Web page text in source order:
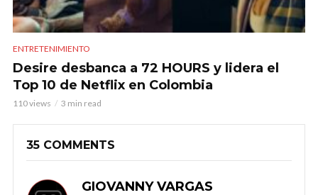
ENTRETENIMIENTO
Desire desbanca a 72 HOURS y lidera el
Top 10 de Netflix en Colombia
110 views 3 min read
35 COMMENTS
GIOVANNY VARGAS